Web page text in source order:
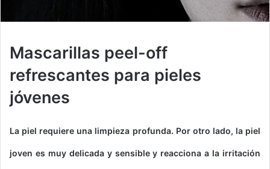
Mascarillas peel-off
refrescantes para pieles
jóvenes
La piel requiere una limpieza profunda. Por otro lado, la piel
joven es muy delicada y sensible y reacciona a la irritación